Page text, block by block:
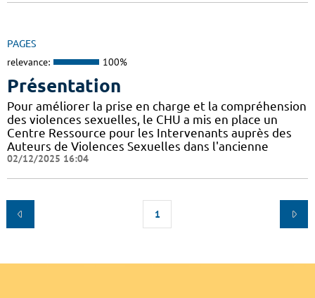
PAGES
relevance: 100%
Présentation
Pour améliorer la prise en charge et la compréhension
des violences sexuelles, le CHU a mis en place un
Centre Ressource pour les Intervenants auprès des
Auteurs de Violences Sexuelles dans l'ancienne
02/12/2025 16:04
1